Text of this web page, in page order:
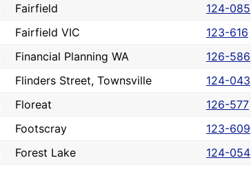
Fairfield
124-085
Fairfield VIC
123-616
Financial Planning WA
126-586
Flinders Street, Townsville
124-043
Floreat
126-577
Footscray
123-609
Forest Lake
124-054